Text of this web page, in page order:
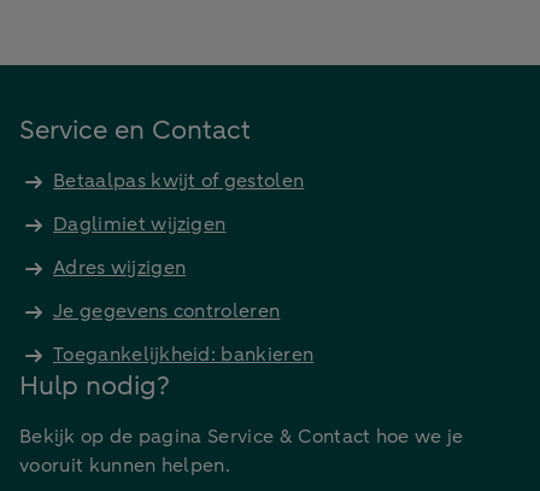
Service en Contact
Betaalpas kwijt of gestolen
Daglimiet wijzigen
Adres wijzigen
Je gegevens controleren
Toegankelijkheid: bankieren
Hulp nodig?
Bekijk op de pagina Service & Contact hoe we je
vooruit kunnen helpen.